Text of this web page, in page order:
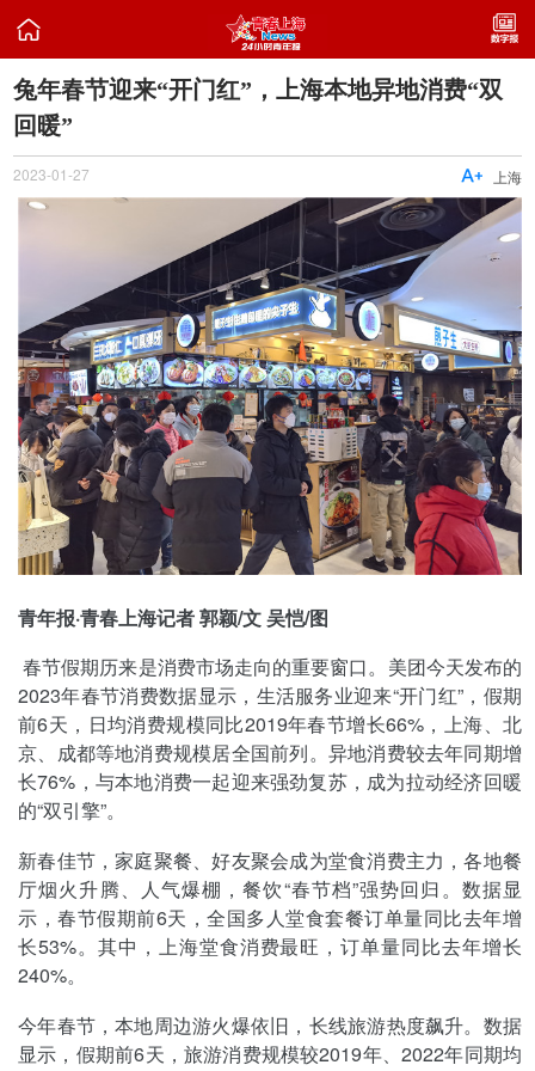

兔年春节迎来“开门红”，上海本地异地消费“双
回暖”
2023-01-27 上海

青年报·青春上海记者 郭颖/文 吴恺/图
春节假期历来是消费市场走向的重要窗口。美团今天发布的
2023年春节消费数据显示，生活服务业迎来“开门红”，假期
前6天，日均消费规模同比2019年春节增长66%，上海、北
京、成都等地消费规模居全国前列。异地消费较去年同期增
长76%，与本地消费一起迎来强劲复苏，成为拉动经济回暖
的“双引擎”。
新春佳节，家庭聚餐、好友聚会成为堂食消费主力，各地餐
厅烟火升腾、人气爆棚，餐饮“春节档”强势回归。数据显
示，春节假期前6天，全国多人堂食套餐订单量同比去年增
长53%。其中，上海堂食消费最旺，订单量同比去年增长
240%。
今年春节，本地周边游火爆依旧，长线旅游热度飙升。数据
显示，假期前6天，旅游消费规模较2019年、2022年同期均